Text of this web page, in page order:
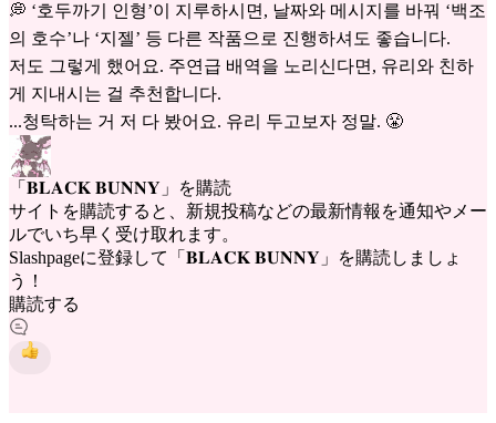
💭 ‘호두까기 인형’이 지루하시면, 날짜와 메시지를 바꿔 ‘백조
의 호수’나 ‘지젤’ 등 다른 작품으로 진행하셔도 좋습니다.
저도 그렇게 했어요. 주연급 배역을 노리신다면, 유리와 친하
게 지내시는 걸 추천합니다.
...청탁하는 거 저 다 봤어요. 유리 두고보자 정말. 😤
「𝐁𝐋𝐀𝐂𝐊 𝐁𝐔𝐍𝐍𝐘」を購読
サイトを購読すると、新規投稿などの最新情報を通知やメー
ルでいち早く受け取れます。
Slashpageに登録して「𝐁𝐋𝐀𝐂𝐊 𝐁𝐔𝐍𝐍𝐘」を購読しましょ
う！
購読する